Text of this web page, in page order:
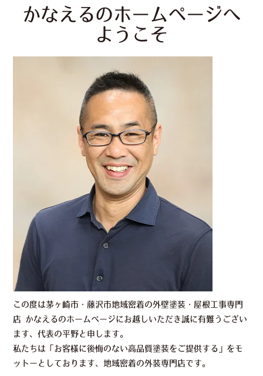
かなえるのホームページへ
ようこそ
この度は茅ヶ崎市・藤沢市地域密着の外壁塗装・屋根工事専門
店 かなえるのホームページにお越しいただき誠に有難うござい
ます、代表の平野と申します。
私たちは「お客様に後悔のない高品質塗装をご提供する」をモ
ットーとしております、地域密着の外装専門店です。